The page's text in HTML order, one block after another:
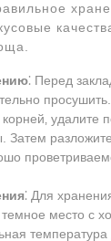
⁚ Перед
удалите
Затем
⁚ Для
темное место с